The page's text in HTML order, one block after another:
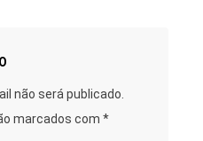
não será publicado.
marcados com *